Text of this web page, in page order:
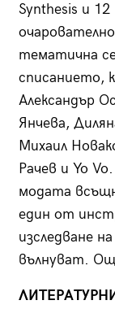
Synthesis и
тематична
списанието,
Александър
Янчева,
Михаил
Рачев и Yo
модата
един от
изследване
вълнуват.